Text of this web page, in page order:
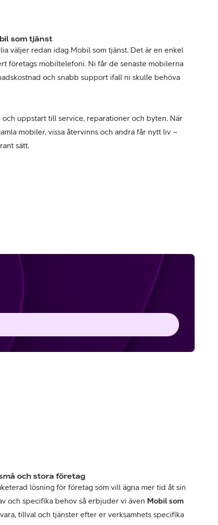
som tjänst
väljer redan idag Mobil som tjänst. Det är en enkel
företags mobiltelefoni. Ni får de senaste mobilerna
och snabb support ifall ni skulle behöva
uppstart till service, reparationer och byten. När
mobiler, vissa återvinns och andra får nytt liv –
sätt.
och stora företag
lösning för företag som vill ägna mer tid åt sin
och specifika behov så erbjuder vi även Mobil som
tillval och tjänster efter er verksamhets specifika